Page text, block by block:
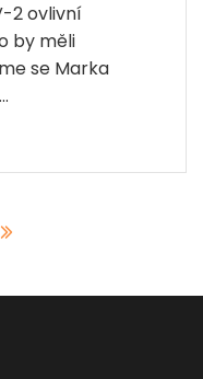
2 ovlivní
by měli
se Marka